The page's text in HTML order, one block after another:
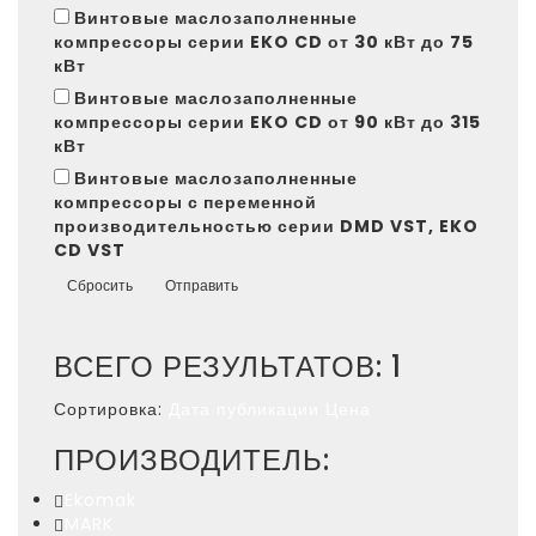
Винтовые маслозаполненные
компрессоры серии EKO CD от 30 кВт до 75
кВт
Винтовые маслозаполненные
компрессоры серии EKO CD от 90 кВт до 315
кВт
Винтовые маслозаполненные
компрессоры с переменной
производительностью серии DMD VST, EKO
CD VST
Сбросить Отправить
ВСЕГО РЕЗУЛЬТАТОВ: 1
Сортировка:
ПРОИЗВОДИТЕЛЬ: